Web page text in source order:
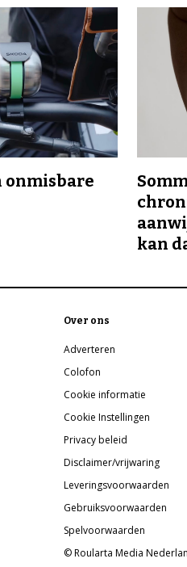
onmisbare
kan
Over ons
Adverteren
Colofon
Cookie informatie
Cookie Instellingen
Privacy beleid
Disclaimer/vrijwaring
Leveringsvoorwaarden
Gebruiksvoorwaarden
Spelvoorwaarden
© Roularta Media